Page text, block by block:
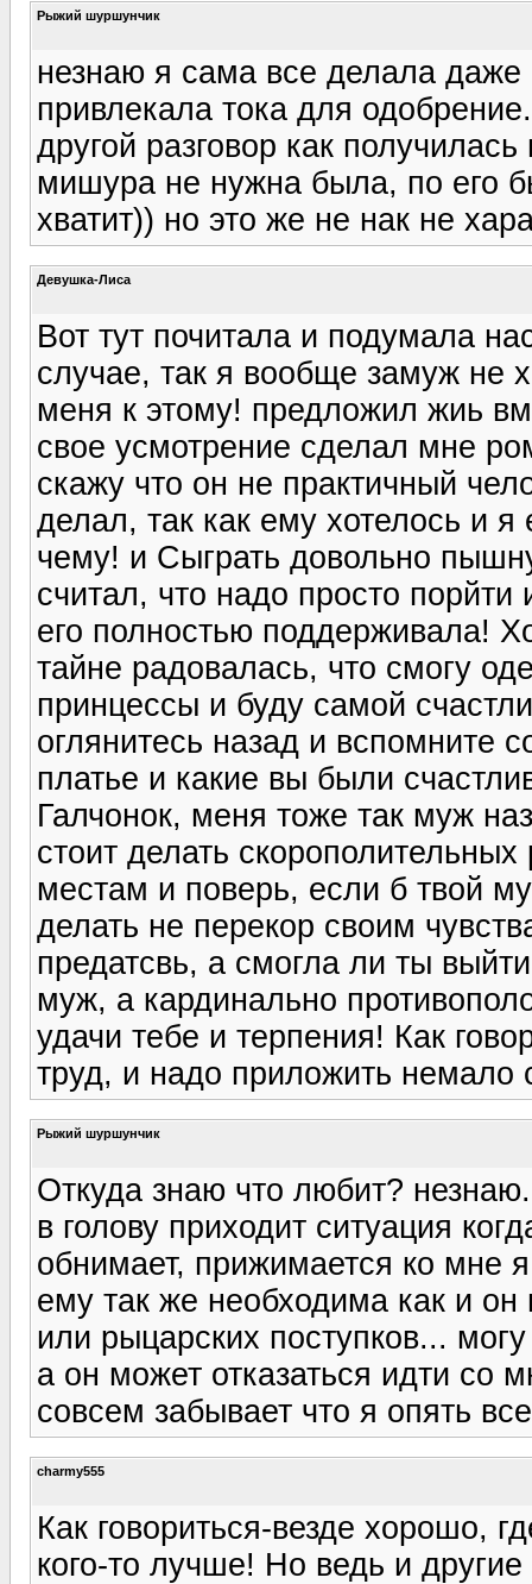
Рыжий шуршунчик
незнаю я сама все делала даже
привлекала тока для
другой разговор как
мишура не нужна была, по его
хватит)) но это же не нак не
Девушка-Лиса
Вот тут почитала и подумала
случае, так я вообще замуж не
меня к этому! предложил жиь
свое усмотрение сделал мне
скажу что он не практичный
делал, так как ему хотелось и
чему! и Сыграть довольно
считал, что надо просто
его полностью поддерживала!
тайне радовалась, что смогу
принцессы и буду самой
оглянитесь назад и вспомните
платье и какие вы были
Галчонок, меня тоже так муж
стоит делать
местам и поверь, если б твой
делать не перекор своим
предатсвь, а смогла ли ты
муж, а кардинально
удачи тебе и терпения! Как
труд, и надо приложить немало
Рыжий шуршунчик
Откуда знаю что любит? незнаю.
в голову приходит ситуация
обнимает, прижимается ко мне
ему так же необходима как и
или рыцарских поступков...
а он может отказаться идти со
совсем забывает что я опять
charmy555
Как говориться-везде хорошо,
кого-то лучше! Но ведь и